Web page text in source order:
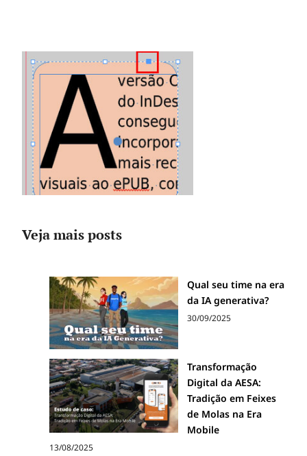
Veja mais posts
Qual seu time na era
da IA generativa?
30/09/2025
Transformação
Digital da AESA:
Tradição em Feixes
de Molas na Era
Mobile
13/08/2025